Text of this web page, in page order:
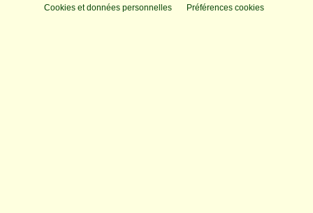
Cookies et données personnelles Préférences cookies